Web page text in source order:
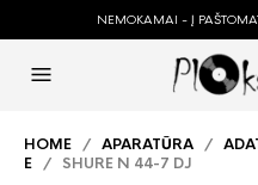
NEMOKAMAI - Į
HOME / APARATŪRA /
E / SHURE N 44-7 DJ